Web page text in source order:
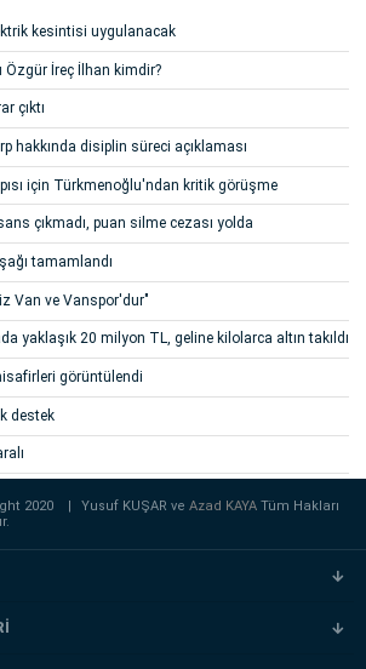
kesintisi uygulanacak
Özgür İreç İlhan kimdir?
çıktı
hakkında disiplin süreci açıklaması
için Türkmenoğlu'ndan kritik görüşme
çıkmadı, puan silme cezası yolda
tamamlandı
Van ve Vanspor'dur"
yaklaşık 20 milyon TL, geline kilolarca altın takıldı
görüntülendi
destek
2020 | Yusuf KUŞAR veAzad KAYATüm Hakları